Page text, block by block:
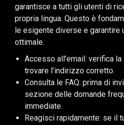
garantisce a tutti gli utenti di
propria lingua. Questo è
le esigente diverse e garantire
ottimale.
Accesso all’email: verifica
trovare l’indirizzo corretto.
Consulta le FAQ: prima di
sezione delle domande
immediate.
Reagisci rapidamente: se il